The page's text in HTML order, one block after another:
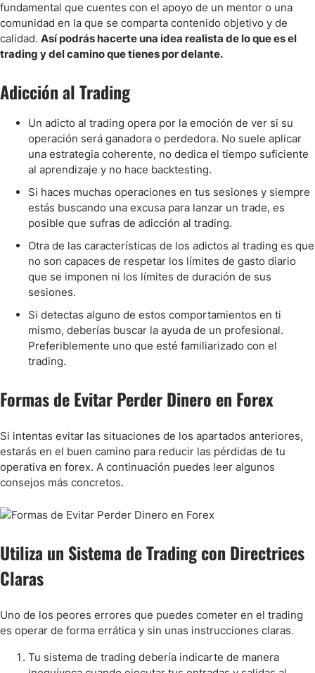
fundamental que cuentes con el apoyo de un mentor o una
comunidad en la que se comparta contenido objetivo y de
calidad. Así podrás hacerte una idea realista de lo que es el
trading y del camino que tienes por delante.
Adicción al Trading
Un adicto al trading opera por la emoción de ver si su
operación será ganadora o perdedora. No suele aplicar
una estrategia coherente, no dedica el tiempo suficiente
al aprendizaje y no hace backtesting.
Si haces muchas operaciones en tus sesiones y siempre
estás buscando una excusa para lanzar un trade, es
posible que sufras de adicción al trading.
Otra de las características de los adictos al trading es que
no son capaces de respetar los límites de gasto diario
que se imponen ni los límites de duración de sus
sesiones.
Si detectas alguno de estos comportamientos en ti
mismo, deberías buscar la ayuda de un profesional.
Preferiblemente uno que esté familiarizado con el
trading.
Formas de Evitar Perder Dinero en Forex
Si intentas evitar las situaciones de los apartados anteriores,
estarás en el buen camino para reducir las pérdidas de tu
operativa en forex. A continuación puedes leer algunos
consejos más concretos.
Utiliza un Sistema de Trading con Directrices
Claras
Uno de los peores errores que puedes cometer en el trading
es operar de forma errática y sin unas instrucciones claras.
Tu sistema de trading debería indicarte de manera